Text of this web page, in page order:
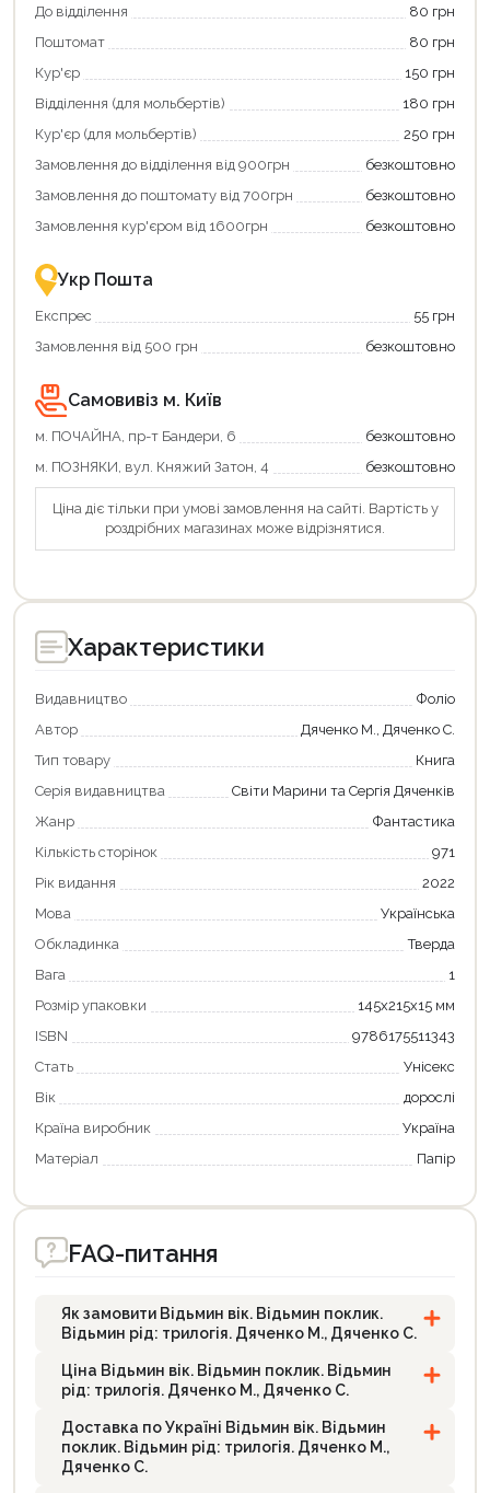
Використовуйте
карту
щоб
зекономити
та
отримати
переваги!
картою
єКнига
–
зручно
та
кешбек».
покупку
«Національний
кешбек»
та
отримуйте
повернення
Економте
більше
разом
державною
підтримкою!
До відділення
80 грн
Поштомат
80 грн
Кур'єр
150 грн
Відділення (для мольбертів)
180 грн
Кур'єр (для мольбертів)
250 грн
Замовлення до відділення від 900грн
безкоштовно
Замовлення до поштомату від 700грн
безкоштовно
Замовлення кур'єром від 1600грн
безкоштовно
Укр Пошта
Експрес
55 грн
Замовлення від 500 грн
безкоштовно
Самовивіз м. Київ
м. ПОЧАЙНА, пр-т Бандери, 6
безкоштовно
м. ПОЗНЯКИ, вул. Княжий Затон, 4
безкоштовно
Ціна діє тільки при умові замовлення на сайті. Вартість у
роздрібних магазинах може відрізнятися.
Характеристики
Видавництво
Фоліо
Автор
Дяченко М., Дяченко С.
Тип товару
Книга
Серія видавництва
Світи Марини та Сергія Дяченків
Жанр
Фантастика
Кількість сторінок
971
Рік видання
2022
Мова
Українська
Обкладинка
Тверда
Вага
1
Розмір упаковки
145х215х15 мм
ISBN
9786175511343
Стать
Унісекс
Вік
дорослі
Країна виробник
Україна
Матеріал
Папір
FAQ-питання
Як замовити Відьмин вік. Відьмин поклик.
Відьмин рід: трилогія. Дяченко М., Дяченко С.
Ціна Відьмин вік. Відьмин поклик. Відьмин
рід: трилогія. Дяченко М., Дяченко С.
Доставка по Україні Відьмин вік. Відьмин
поклик. Відьмин рід: трилогія. Дяченко М.,
Дяченко С.
Продовжити покупки
Оформити замовлення